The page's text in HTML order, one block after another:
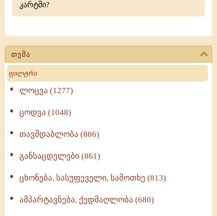
თემა
Search
ლოცვა (1277)
ცოდვა (1048)
თავმდაბლობა (886)
განსაცდელები (861)
ცხონება, სასუფეველი, სამოთხე (813)
ამპარტავნება, ქედმაღლობა (680)
კარტში?